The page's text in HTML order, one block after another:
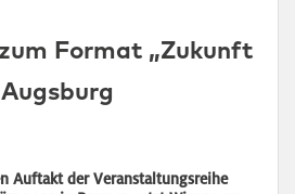
Format „Zukunft
Auftakt der Veranstaltungsreihe